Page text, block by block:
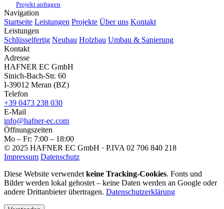
Projekt anfragen
Navigation
Startseite Leistungen Projekte Über uns Kontakt
Leistungen
Schlüsselfertig Neubau Holzbau Umbau & Sanierung
Kontakt
Adresse
HAFNER EC GmbH
Sinich-Bach-Str. 60
I-39012 Meran (BZ)
Telefon
+39 0473 238 030
E-Mail
info@hafner-ec.com
Öffnungszeiten
Mo – Fr: 7:00 – 18:00
© 2025 HAFNER EC GmbH · P.IVA 02 706 840 218
Impressum Datenschutz
Diese Website verwendet keine Tracking-Cookies. Fonts und
Bilder werden lokal gehostet – keine Daten werden an Google oder
andere Drittanbieter übertragen. Datenschutzerklärung